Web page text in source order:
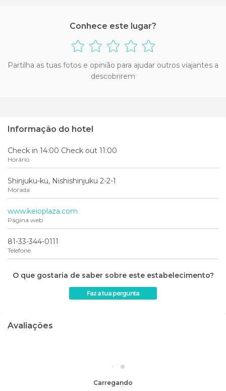
Conhece este lugar?
Partilha as tuas fotos e opinião para ajudar outros viajantes a
descobrirem
Informação do hotel
Check in 14:00 Check out 11:00
Horário
Shinjuku-ku, Nishishinjuku 2-2-1
Morada
www.keioplaza.com
Página web
81-33-344-0111
Telefone
O que gostaria de saber sobre este estabelecimento?
Faz a tua pergunta
Avaliações
Carregando